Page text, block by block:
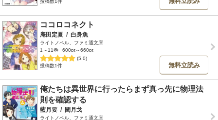
投稿数1件
ココロコネクト
庵田定夏 / 白身魚
ライトノベル、ファミ通文庫
1～11巻
600pt～660pt
(5.0)
投稿数1件
無料立読み
俺たちは異世界に行ったらまず真っ先に物理法
則を確認する
藍月要 / 閏月戈
ライトノベル、ファミ通文庫